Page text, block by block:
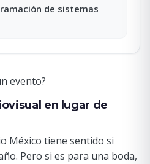
de sistemas
evento?
en lugar de
México tiene sentido si
Pero si es para una boda,